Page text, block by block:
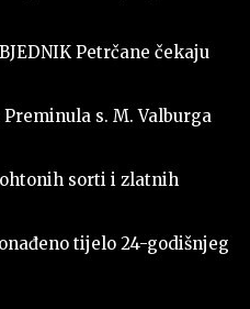
Petrčane čekaju
Preminula s. M. Valburga
sorti i zlatnih
tijelo 24-godišnjeg